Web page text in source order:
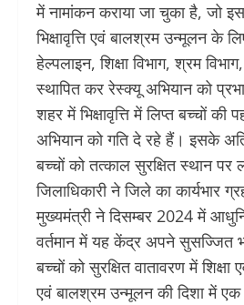
में नामांकन कराया जा चुका है, जो
भिक्षावृत्ति एवं बालश्रम उन्मूलन के
हेल्पलाइन, शिक्षा विभाग, श्रम
स्थापित कर रेस्क्यू अभियान को
शहर में भिक्षावृत्ति में लिप्त बच्चों
अभियान को गति दे रहे हैं। इसके
बच्चों को तत्काल सुरक्षित स्थान पर
जिलाधिकारी ने जिले का कार्यभार
मुख्यमंत्री ने दिसम्बर 2024 में
वर्तमान में यह केंद्र अपने सुसज्जित
बच्चों को सुरक्षित वातावरण में
एवं बालश्रम उन्मूलन की दिशा में